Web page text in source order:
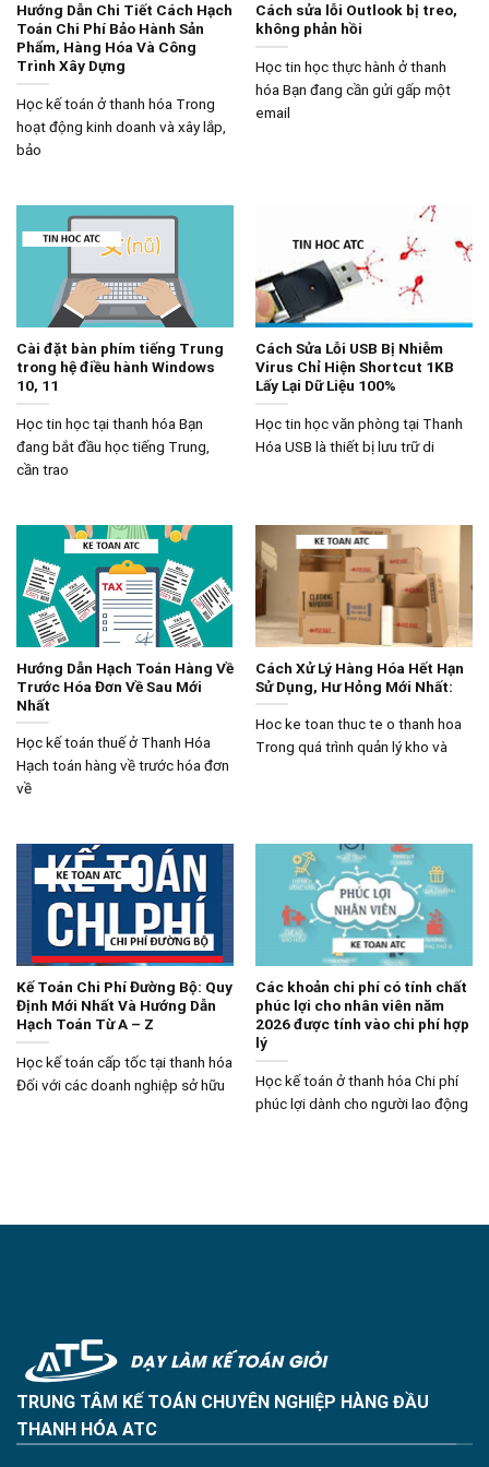
Hướng Dẫn Chi Tiết Cách Hạch
Toán Chi Phí Bảo Hành Sản
Phẩm, Hàng Hóa Và Công
Trình Xây Dựng
Học kế toán ở thanh hóa Trong
hoạt động kinh doanh và xây lắp,
bảo
Cách sửa lỗi Outlook bị treo,
không phản hồi
Học tin học thực hành ở thanh
hóa Bạn đang cần gửi gấp một
email
Cài đặt bàn phím tiếng Trung
trong hệ điều hành Windows
10, 11
Học tin học tại thanh hóa Bạn
đang bắt đầu học tiếng Trung,
cần trao
Cách Sửa Lỗi USB Bị Nhiễm
Virus Chỉ Hiện Shortcut 1KB
Lấy Lại Dữ Liệu 100%
Học tin học văn phòng tại Thanh
Hóa USB là thiết bị lưu trữ di
Hướng Dẫn Hạch Toán Hàng Về
Trước Hóa Đơn Về Sau Mới
Nhất
Học kế toán thuế ở Thanh Hóa
Hạch toán hàng về trước hóa đơn
về
Cách Xử Lý Hàng Hóa Hết Hạn
Sử Dụng, Hư Hỏng Mới Nhất:
Hoc ke toan thuc te o thanh hoa
Trong quá trình quản lý kho và
Kế Toán Chi Phí Đường Bộ: Quy
Định Mới Nhất Và Hướng Dẫn
Hạch Toán Từ A – Z
Học kế toán cấp tốc tại thanh hóa
Đối với các doanh nghiệp sở hữu
Các khoản chi phí có tính chất
phúc lợi cho nhân viên năm
2026 được tính vào chi phí hợp
lý
Học kế toán ở thanh hóa Chi phí
phúc lợi dành cho người lao động
TRUNG TÂM KẾ TOÁN CHUYÊN NGHIỆP HÀNG ĐẦU
THANH HÓA ATC